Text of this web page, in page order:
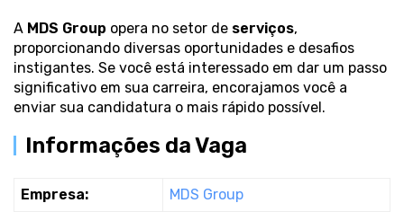
A MDS Group opera no setor de serviços,
proporcionando diversas oportunidades e desafios
instigantes. Se você está interessado em dar um passo
significativo em sua carreira, encorajamos você a
enviar sua candidatura o mais rápido possível.
Informações da Vaga
Empresa:
MDS Group